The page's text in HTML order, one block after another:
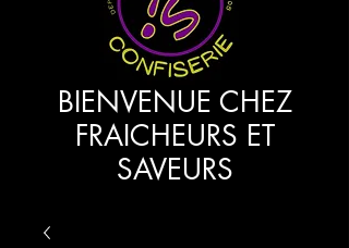
BIENVENUE CHEZ
FRAICHEURS ET
SAVEURS